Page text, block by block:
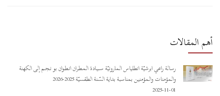
أهم المقالات
رسالة راعي أبرشيّة أنطلياس المارونيّة ســـيـادة المـطـران أنـطـوان بو نـجـم إلى الكهنة
والمؤمنات والمؤمنين بمناسبة بداية السّنة الطقسيّة 2025-2026
2025-11-01